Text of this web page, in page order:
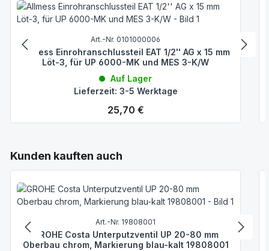
Art.-Nr. 0101000006
Allmess Einrohranschlussteil EAT 1/2'' AG x 15 mm
Löt-3, für UP 6000-MK und MES 3-K/W
Auf Lager
Lieferzeit: 3-5 Werktage
Regulärer Preis:
25,70 €
Produktgalerie überspringen
Kunden kauften auch
Art.-Nr. 19808001
GROHE Costa Unterputzventil UP 20-80 mm
Oberbau chrom, Markierung blau-kalt 19808001